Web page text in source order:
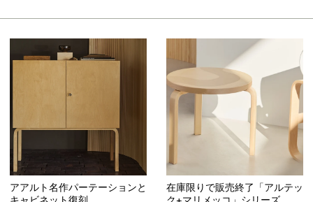
アアルト名作パーテーションと
在庫限りで販売終了「アルテッ